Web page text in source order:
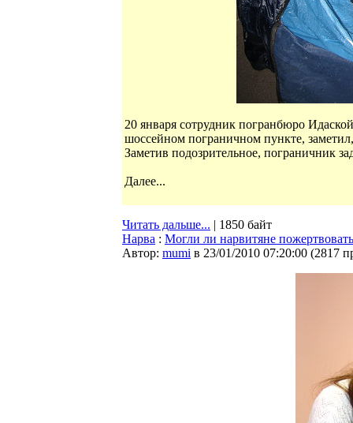
20 января сотрудник погранбюро
шоссейном пограничном пункте,
Заметив подозрительное, пограничник
Далее...
Читать дальше... | 1850 байт
Нарва : Могли ли нарвитяне
Автор: mumi в 23/01/2010 07:20:00 (2817